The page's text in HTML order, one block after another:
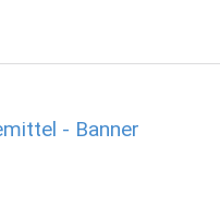
- Banner